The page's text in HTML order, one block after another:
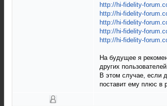
http://hi-fidelity-
http://hi-fidelity-
http://hi-fidelity-
http://hi-fidelity-
http://hi-fidelity-
На будущее я
других
В этом случае, если
поставит ему плюс в